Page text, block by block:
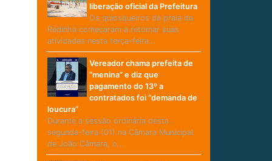
liberação oficial da Prefeitura
Os quiosqueiros da praia da
Redinha começaram a retomar suas
atividades nesta terça-feira…
Vereador chama prefeita de
“menina” e diz que
pagamento do 13º a
contratados foi “demanda de
loucura”
Durante a sessão ordinária desta
segunda-feira (01) na Câmara Municipal
de João Câmara, o…